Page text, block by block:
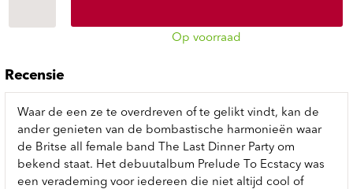
Op voorraad
Recensie
Waar de een ze te overdreven of te gelikt vindt, kan de
ander genieten van de bombastische harmonieën waar
de Britse all female band The Last Dinner Party om
bekend staat. Het debuutalbum Prelude To Ecstacy was
een verademing voor iedereen die niet altijd cool of